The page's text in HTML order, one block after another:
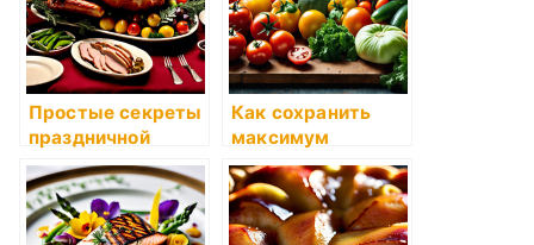
Простые секреты
праздничной
кухни: как
сделать праздник
вкусным
Как сохранить
максимум
питательных
веществ при
приготовлении